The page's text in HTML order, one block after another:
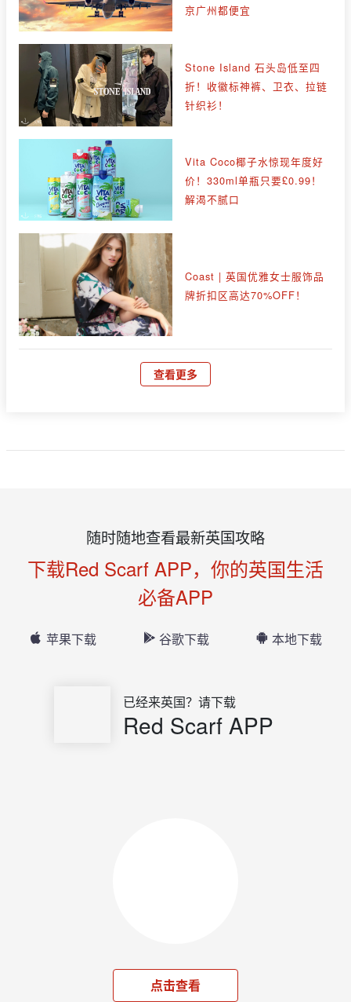
京广州都便宜
Stone Island 石头岛低至四
折！收徽标神裤、卫衣、拉链
针织衫！
Vita Coco椰子水惊现年度好
价！330ml单瓶只要£0.99！
解渴不腻口
Coast | 英国优雅女士服饰品
牌折扣区高达70%OFF！
查看更多
随时随地查看最新英国攻略
下载Red Scarf APP，你的英国生活
必备APP
苹果下载 谷歌下载 本地下载
已经来英国？请下载
Red Scarf APP
点击查看